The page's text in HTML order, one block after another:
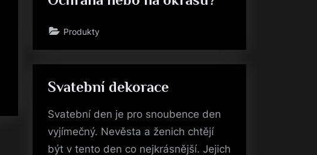
Produkty
Svatební dekorace
Svatební den je pro snoubence den
vyjímečný. Nevěsta a ženich chtějí
být v tento den co nejkrásnější. Jejich